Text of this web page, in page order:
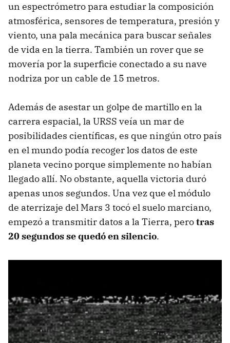
un espectrómetro para estudiar la composición
atmosférica, sensores de temperatura, presión y
viento, una pala mecánica para buscar señales
de vida en la tierra. También un rover que se
movería por la superficie conectado a su nave
nodriza por un cable de 15 metros.
Además de asestar un golpe de martillo en la
carrera espacial, la URSS veía un mar de
posibilidades científicas, es que ningún otro país
en el mundo podía recoger los datos de este
planeta vecino porque simplemente no habían
llegado allí. No obstante, aquella victoria duró
apenas unos segundos. Una vez que el módulo
de aterrizaje del Mars 3 tocó el suelo marciano,
empezó a transmitir datos a la Tierra, perotras
20 segundos se quedó en silencio.